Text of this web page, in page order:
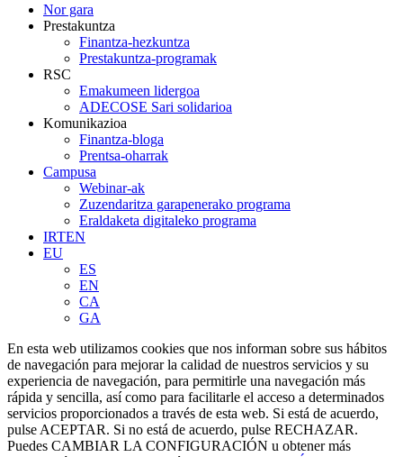
Close
Menu
Nor gara
Prestakuntza
Finantza-hezkuntza
Prestakuntza-programak
RSC
Emakumeen lidergoa
ADECOSE Sari solidarioa
Komunikazioa
Finantza-bloga
Prentsa-oharrak
Campusa
Webinar-ak
Zuzendaritza garapenerako programa
Eraldaketa digitaleko programa
IRTEN
EU
ES
EN
CA
GA
En esta web utilizamos cookies que nos informan sobre sus hábitos
de navegación para mejorar la calidad de nuestros servicios y su
experiencia de navegación, para permitirle una navegación más
rápida y sencilla, así como para facilitarle el acceso a determinados
servicios proporcionados a través de esta web. Si está de acuerdo,
pulse ACEPTAR. Si no está de acuerdo, pulse RECHAZAR.
Puedes CAMBIAR LA CONFIGURACIÓN u obtener más